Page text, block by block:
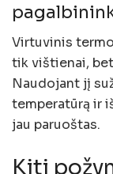
Virtuvinis
tik vištienai,
Naudojant jį
temperatūrą ir
jau paruoštas.
Kiti